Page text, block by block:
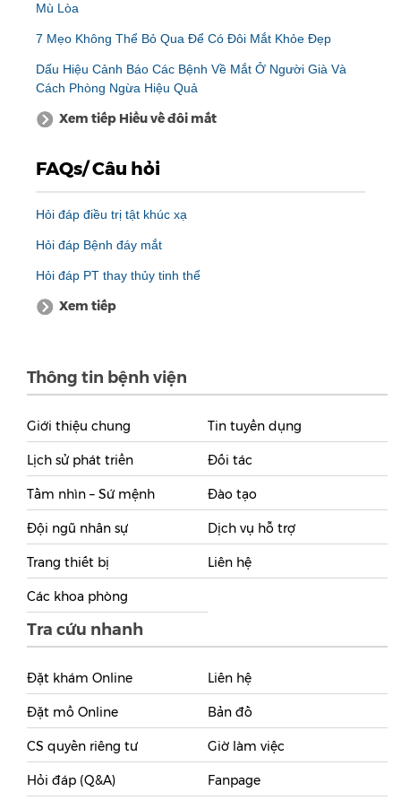
Mù Lòa
7 Mẹo Không Thể Bỏ Qua Để Có Đôi Mắt Khỏe Đẹp
Dấu Hiệu Cảnh Báo Các Bệnh Về Mắt Ở Người Già Và
Cách Phòng Ngừa Hiệu Quả
Xem tiếp Hiểu về đôi mắt
FAQs/ Câu hỏi
Hỏi đáp điều trị tật khúc xạ
Hỏi đáp Bệnh đáy mắt
Hỏi đáp PT thay thủy tinh thể
Xem tiếp
Thông tin bệnh viện
Giới thiệu chung
Lịch sử phát triển
Tầm nhìn – Sứ mệnh
Đội ngũ nhân sự
Trang thiết bị
Các khoa phòng
Tin tuyển dụng
Đối tác
Đào tạo
Dịch vụ hỗ trợ
Liên hệ
Tra cứu nhanh
Đặt khám Online
Đặt mổ Online
CS quyền riêng tư
Hỏi đáp (Q&A)
Liên hệ
Bản đồ
Giờ làm việc
Fanpage